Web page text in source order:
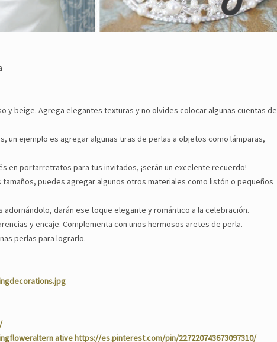
y beige. Agrega elegantes texturas y no olvides colocar algunas cuentas de
un ejemplo es agregar algunas tiras de perlas a objetos como lámparas,
en portarretratos para tus invitados, ¡serán un excelente recuerdo!
puedes agregar algunos otros materiales como listón o pequeños
darán ese toque elegante y romántico a la celebración.
y encaje. Complementa con unos hermosos aretes de perla.
perlas para lograrlo.
ative https://es.pinterest.com/pin/227220743673097310/